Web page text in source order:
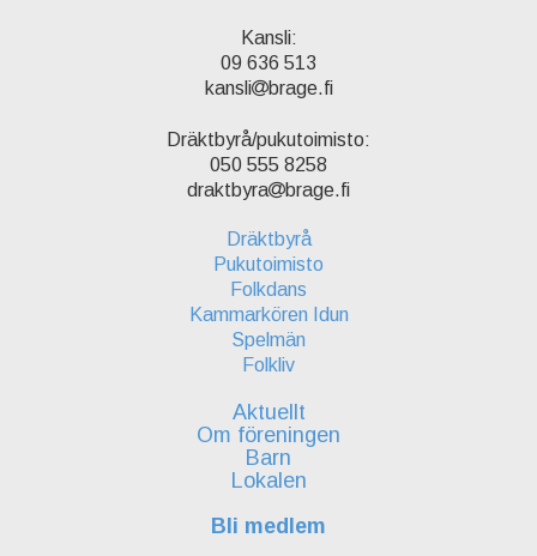
Kansli:
09 636 513
kansli
brage.fi
Dräktbyrå/pukutoimisto:
050 555 8258
draktbyra
brage.fi
Dräktbyrå
Pukutoimisto
Folkdans
Kammarkören Idun
Spelmän
Folkliv
Aktuellt
Om föreningen
Barn
Lokalen
Bli medlem